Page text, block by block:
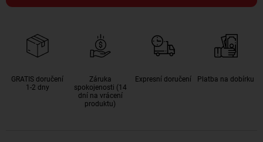
GRATIS doručení
1-2 dny
Záruka
spokojenosti (14
dní na vrácení
produktu)
Expresní doručení Platba na dobírku